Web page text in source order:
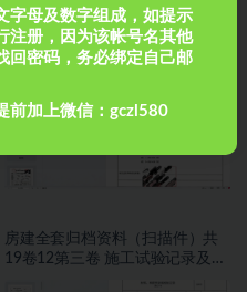
房建全套归档资料（扫描件）共
19卷12第三卷 施工试验记录及检
字母及数字组成，如提示
注册，因为该帐号名其他
回密码，务必绑定自己邮
前加上微信：gczl580